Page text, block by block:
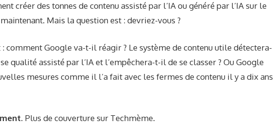
créer des tonnes de contenu assisté par l’IA ou généré par l’IA sur le
Mais la question est : devriez-vous ?
comment Google va-t-il réagir ? Le système de contenu utile détectera-
qualité assisté par l’IA et l’empêchera-t-il de se classer ? Ou Google
mesures comme il l’a fait avec les fermes de contenu il y a dix ans
Plus de couverture sur Techmème.